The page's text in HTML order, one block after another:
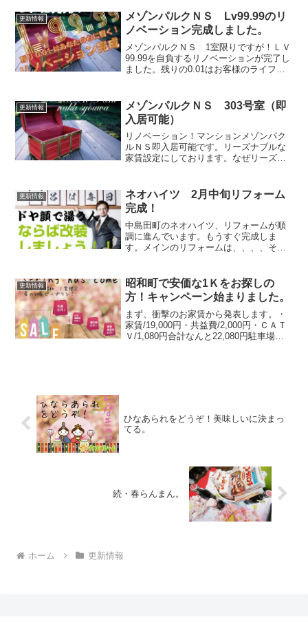
様々なご縁も生まれています。当店で
は、今度そういったB to...
更新情報
メゾンパルクＮＳ Lv99.99のリ
ノベーション完成しました。
メゾンパルクＮＳ 1室限りですが！ＬＶ
99.99を自負するリノベーションが完了し
ました。残りの0.01はお客様のライフス
賃料/39,000円・共益費/2,000円・ＣＡ...
更新情報
メゾンパルクＮＳ 303号室（即
入居可能）
リノベーション！マンションメゾンパク
ルＮＳ即入居可能です。リーズナブルな
家賃設定にしております。なぜリーズナ
付近の月極をご契約頂く必要があります
がそもそも、駐車場の必要...
更新情報
ネオハイツ 2月中旬リフォーム
完成！
中島田町のネオハイツ、リフォームが順
調に進んでいます。もうすぐ完成しま
す。メインのリフォームは、、、、そ
やすい清潔で気持ちのよい浴室に改装し
ました。さらに、、、、これだ...
更新情報
昭和町で安価な1Ｋをお探しの
方！キャンペーン始まりました。
まず、衝撃のお家賃から発表します。・
家賃/19,000円・共益費/2,000円・ＣＡＴ
Ｖ/1,080円合計なんと22,080円駐車場は
ひなあられをどうぞ！美味しいに決まっ
てる。
続・春らんまん。
ホーム 更新情報